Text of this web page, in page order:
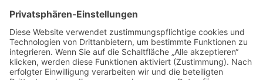
ab 13 Uhr geschlossen
„Am Ende bekommt jeder ein
Schwimmabzeichen“